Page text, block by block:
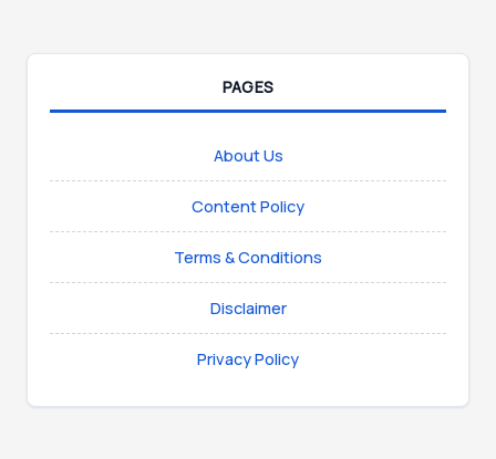
PAGES
About Us
Content Policy
Terms & Conditions
Disclaimer
Privacy Policy